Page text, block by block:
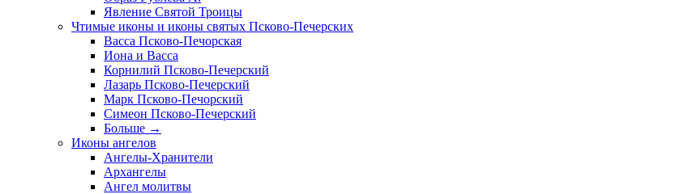
Явление Святой Троицы
Чтимые иконы и иконы святых Псково-Печерских
Васса Псково-Печорская
Иона и Васса
Корнилий Псково-Печерский
Лазарь Псково-Печерский
Марк Псково-Печорский
Симеон Псково-Печерский
Больше →
Иконы ангелов
Ангелы-Хранители
Архангелы
Ангел молитвы